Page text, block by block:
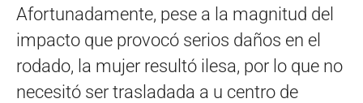
Afortunadamente, pese a la magnitud del
impacto que provocó serios daños en el
rodado, la mujer resultó ilesa, por lo que no
necesitó ser trasladada a u centro de